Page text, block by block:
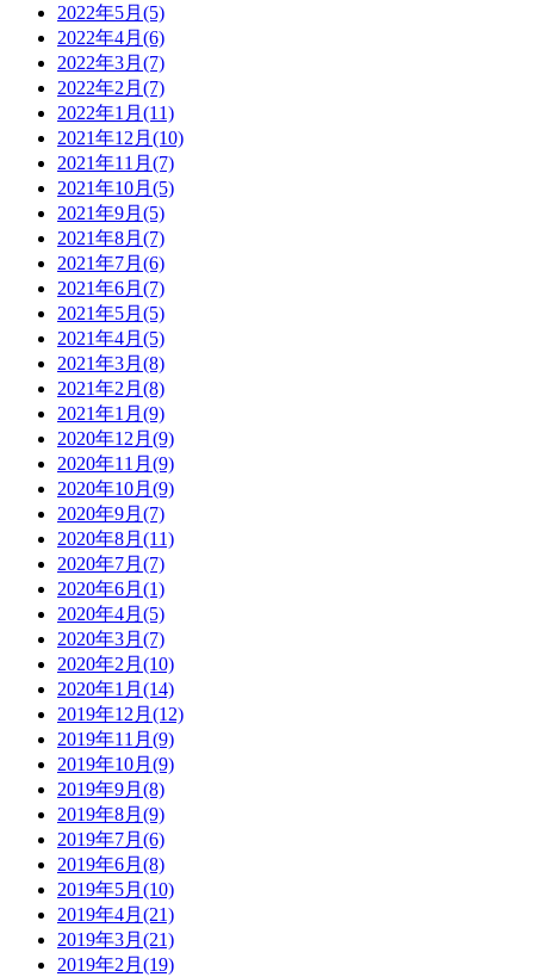
2022年5月(5)
2022年4月(6)
2022年3月(7)
2022年2月(7)
2022年1月(11)
2021年12月(10)
2021年11月(7)
2021年10月(5)
2021年9月(5)
2021年8月(7)
2021年7月(6)
2021年6月(7)
2021年5月(5)
2021年4月(5)
2021年3月(8)
2021年2月(8)
2021年1月(9)
2020年12月(9)
2020年11月(9)
2020年10月(9)
2020年9月(7)
2020年8月(11)
2020年7月(7)
2020年6月(1)
2020年4月(5)
2020年3月(7)
2020年2月(10)
2020年1月(14)
2019年12月(12)
2019年11月(9)
2019年10月(9)
2019年9月(8)
2019年8月(9)
2019年7月(6)
2019年6月(8)
2019年5月(10)
2019年4月(21)
2019年3月(21)
2019年2月(19)